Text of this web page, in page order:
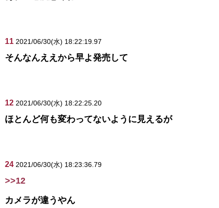
11 2021/06/30(水) 18:22:19.97
そんなんええから早よ発売して
12 2021/06/30(水) 18:22:25.20
ほとんど何も変わってないように見えるが
24 2021/06/30(水) 18:23:36.79
>>12
カメラが違うやん